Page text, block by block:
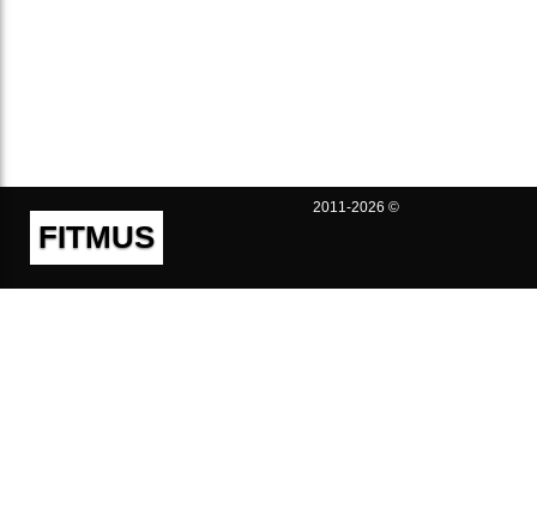
FITMUS
2011-2026 ©